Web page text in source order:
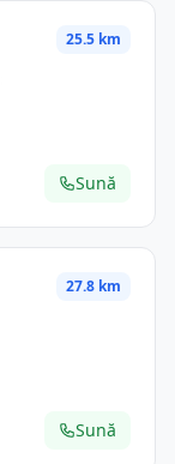
25.5 km
Sună
27.8 km
Sună